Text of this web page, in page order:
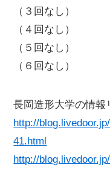
（３回なし）
（４回なし）
（５回なし）
（６回なし）
長岡造形大学の情報
http://
41.html
http://